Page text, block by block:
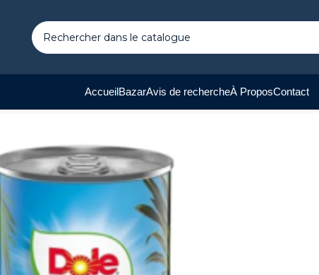
AccueilBazarAvis de rechercheÀ ProposContact